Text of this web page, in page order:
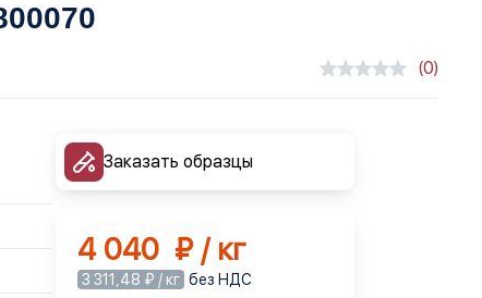
(0)
Заказать образцы
4 040 ₽ / кг
3 311,48 ₽ / кг без НДС